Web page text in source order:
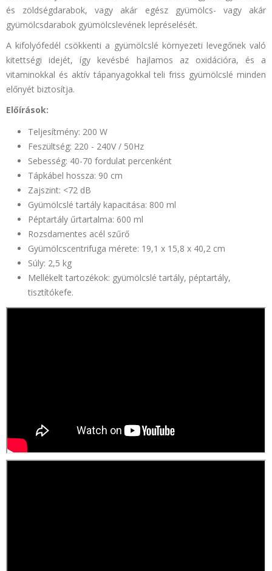
és zöldségdarabok, vagy akár egész gyümölcs- vagy akár
gyümölcsdarabok gyümölcslevének lepréselését.
A kifolyófedél csökkenti a gyümölcslé környezeti levegőnek való
kitettségi idejét, így kevésbé hajlamos az oxidációra, és a
vitaminokkal és aktív tápanyagokkal teli friss gyümölcslé minden
előnyét biztosítja.
Előírások:
Teljesítmény: 200 W
Feszültség: 220 - 240V / 50Hz
Sebesség: 40-70 fordulat percenként
Tápkábel hossza: 90 cm
Zajszint: <72 dB
Gyümölcslé tartály kapacitása: 800 ml
Péptartály űrtartalma: 600 ml
Rozsdamentes acél szűrő
Gyümölcscentrifuga mérete: 19,1 x 15,8 x 40,2 cm
Súly: 2,5 kg
Mellékelt tartozékok: gyümölcslé tartály, péptartály,
tisztítókefe.